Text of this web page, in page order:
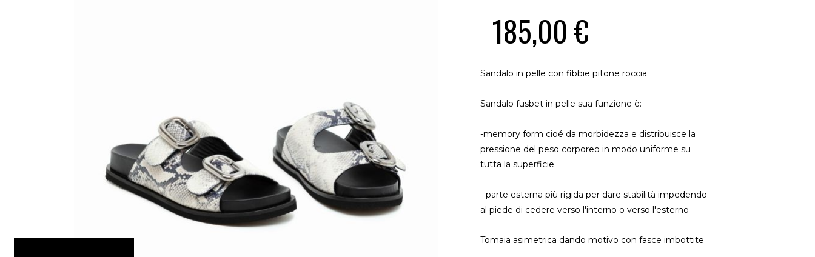
185,00 €
Sandalo in pelle con fibbie pitone roccia
Sandalo fusbet in pelle sua funzione è:
-memory form cioé da morbidezza e distribuisce la
pressione del peso corporeo in modo uniforme su
tutta la superficie
- parte esterna più rigida per dare stabilità impedendo
al piede di cedere verso l'interno o verso l'esterno
Tomaia asimetrica dando motivo con fasce imbottite